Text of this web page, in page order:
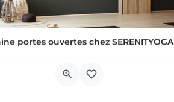
portes ouvertes chez SERENITYOGA